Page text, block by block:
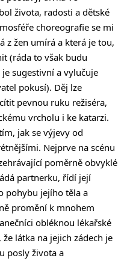
života, radosti a dětské
choreografie se mi
z žen umírá a která je tou,
(ráda to však budu
sugestivní a vylučuje
pokusí). Děj lze
pevnou ruku režiséra,
vrcholu i ke katarzi.
jak se výjevy od
Nejprve na scénu
poměrně obvyklé
partnerku, řídí její
pohybu jejího těla a
promění k mnohem
obléknou lékařské
látka na jejich zádech je
posly života a